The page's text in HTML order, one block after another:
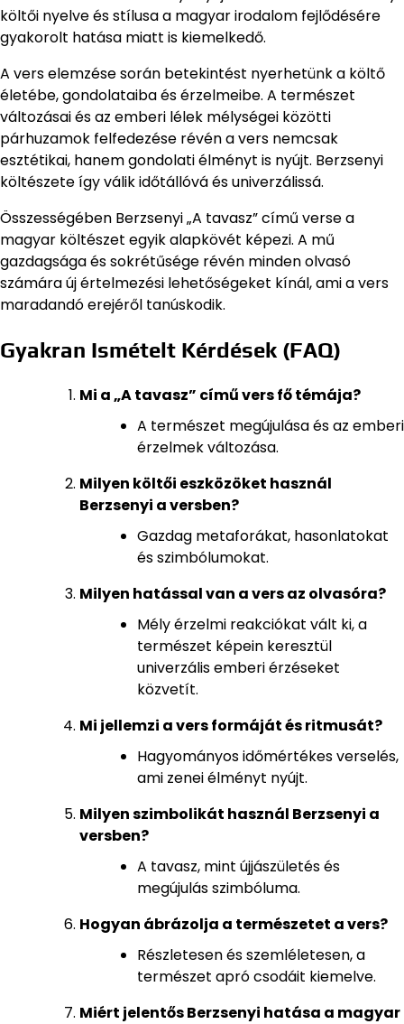
költői nyelve és stílusa a magyar irodalom fejlődésére
gyakorolt hatása miatt is kiemelkedő.
A vers elemzése során betekintést nyerhetünk a költő
életébe, gondolataiba és érzelmeibe. A természet
változásai és az emberi lélek mélységei közötti
párhuzamok felfedezése révén a vers nemcsak
esztétikai, hanem gondolati élményt is nyújt. Berzsenyi
költészete így válik időtállóvá és univerzálissá.
Összességében Berzsenyi „A tavasz” című verse a
magyar költészet egyik alapkövét képezi. A mű
gazdagsága és sokrétűsége révén minden olvasó
számára új értelmezési lehetőségeket kínál, ami a vers
maradandó erejéről tanúskodik.
Gyakran Ismételt Kérdések (FAQ)
Mi a „A tavasz” című vers fő témája?
A természet megújulása és az emberi
érzelmek változása.
Milyen költői eszközöket használ
Berzsenyi a versben?
Gazdag metaforákat, hasonlatokat
és szimbólumokat.
Milyen hatással van a vers az olvasóra?
Mély érzelmi reakciókat vált ki, a
természet képein keresztül
univerzális emberi érzéseket
közvetít.
Mi jellemzi a vers formáját és ritmusát?
Hagyományos időmértékes verselés,
ami zenei élményt nyújt.
Milyen szimbolikát használ Berzsenyi a
versben?
A tavasz, mint újjászületés és
megújulás szimbóluma.
Hogyan ábrázolja a természetet a vers?
Részletesen és szemléletesen, a
természet apró csodáit kiemelve.
Miért jelentős Berzsenyi hatása a magyar